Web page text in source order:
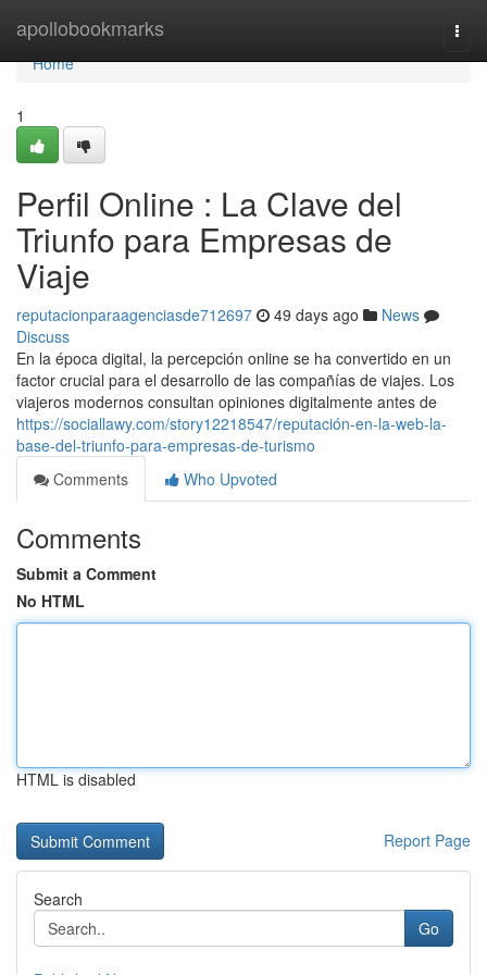
apollobookmarks
Home
Home
1
Perfil Online : La Clave del
Triunfo para Empresas de
Viaje
reputacionparaagenciasde712697 49 days ago
News
Discuss
En la época digital, la percepción online se ha convertido en un
factor crucial para el desarrollo de las compañías de viajes. Los
viajeros modernos consultan opiniones digitalmente antes de
https://sociallawy.com/story12218547/reputación-en-la-web-la-
base-del-triunfo-para-empresas-de-turismo
Comments
Who Upvoted
Comments
Submit a Comment
No HTML
HTML is disabled
Report Page
Search
Go